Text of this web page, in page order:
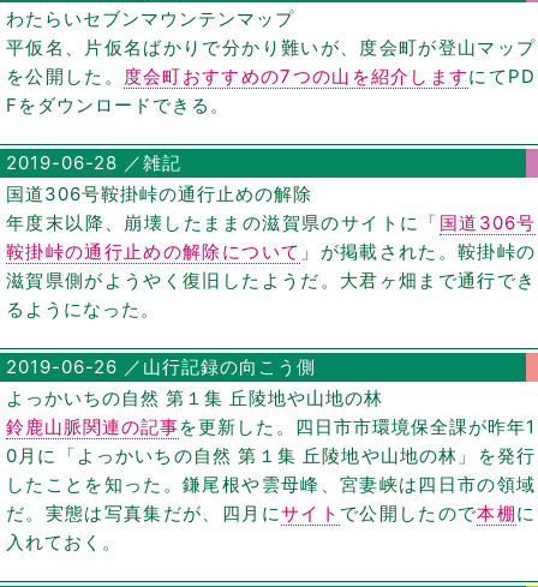
わたらいセブンマウンテンマップ
平仮名、片仮名ばかりで分かり難いが、度会町が登山マップ
を公開した。 度会町おすすめの7つの山を紹介しますにてPD
Fをダウンロードできる。
2019-06-28 ／雑記
国道306号鞍掛峠の通行止めの解除
年度末以降、崩壊したままの滋賀県のサイトに「 国道306号
鞍掛峠の通行止めの解除について 」が掲載された。鞍掛峠の
滋賀県側がようやく復旧したようだ。大君ヶ畑まで通行でき
るようになった。
2019-06-26 ／山行記録の向こう側
よっかいちの自然 第１集 丘陵地や山地の林
鈴鹿山脈関連の記事を更新した。四日市市環境保全課が昨年1
0月に「よっかいちの自然 第１集 丘陵地や山地の林」を発行
したことを知った。鎌尾根や雲母峰、宮妻峡は四日市の領域
だ。実態は写真集だが、四月にサイト で公開したので本棚に
入れておく。